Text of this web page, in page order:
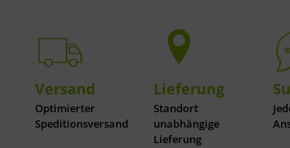
Versand
Optimierter
Speditionsversand
Lieferung
Standort
unabhängige
Lieferung